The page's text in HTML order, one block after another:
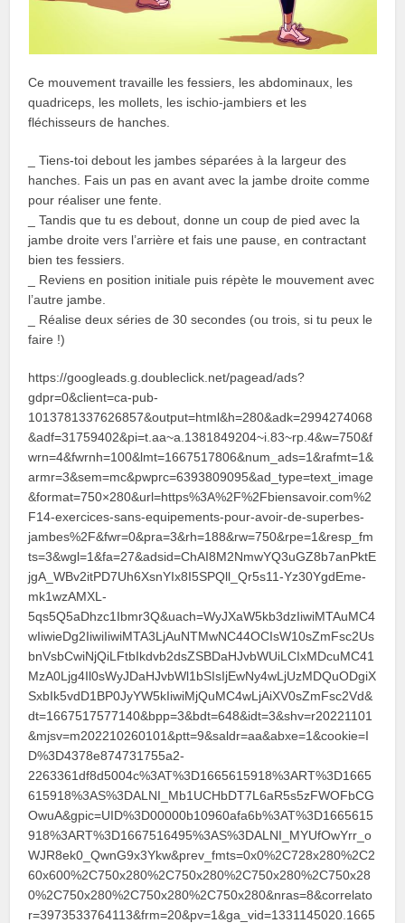
Ce mouvement travaille les fessiers, les abdominaux, les
quadriceps, les mollets, les ischio-jambiers et les
fléchisseurs de hanches.
_ Tiens-toi debout les jambes séparées à la largeur des
hanches. Fais un pas en avant avec la jambe droite comme
pour réaliser une fente.
_ Tandis que tu es debout, donne un coup de pied avec la
jambe droite vers l’arrière et fais une pause, en contractant
bien tes fessiers.
_ Reviens en position initiale puis répète le mouvement avec
l’autre jambe.
_ Réalise deux séries de 30 secondes (ou trois, si tu peux le
faire !)
https://googleads.g.doubleclick.net/pagead/ads?
gdpr=0&client=ca-pub-
1013781337626857&output=html&h=280&adk=2994274068
&adf=31759402&pi=t.aa~a.1381849204~i.83~rp.4&w=750&f
wrn=4&fwrnh=100&lmt=1667517806&num_ads=1&rafmt=1&
armr=3&sem=mc&pwprc=6393809095&ad_type=text_image
&format=750×280&url=https%3A%2F%2Fbiensavoir.com%2
F14-exercices-sans-equipements-pour-avoir-de-superbes-
jambes%2F&fwr=0&pra=3&rh=188&rw=750&rpe=1&resp_fm
ts=3&wgl=1&fa=27&adsid=ChAI8M2NmwYQ3uGZ8b7anPktE
jgA_WBv2itPD7Uh6XsnYIx8I5SPQll_Qr5s11-Yz30YgdEme-
mk1wzAMXL-
5qs5Q5aDhzc1Ibmr3Q&uach=WyJXaW5kb3dzIiwiMTAuMC4
wIiwieDg2IiwiIiwiMTA3LjAuNTMwNC44OCIsW10sZmFsc2Us
bnVsbCwiNjQiLFtbIkdvb2dsZSBDaHJvbWUiLCIxMDcuMC41
MzA0Ljg4Il0sWyJDaHJvbWl1bSIsIjEwNy4wLjUzMDQuODgiX
SxbIk5vdD1BP0JyYW5kIiwiMjQuMC4wLjAiXV0sZmFsc2Vd&
dt=1667517577140&bpp=3&bdt=648&idt=3&shv=r20221101
&mjsv=m202210260101&ptt=9&saldr=aa&abxe=1&cookie=I
D%3D4378e874731755a2-
2263361df8d5004c%3AT%3D1665615918%3ART%3D1665
615918%3AS%3DALNI_Mb1UCHbDT7L6aR5s5zFWOFbCG
OwuA&gpic=UID%3D00000b10960afa6b%3AT%3D1665615
918%3ART%3D1667516495%3AS%3DALNI_MYUfOwYrr_o
WJR8ek0_QwnG9x3Ykw&prev_fmts=0x0%2C728x280%2C2
60x600%2C750x280%2C750x280%2C750x280%2C750x28
0%2C750x280%2C750x280%2C750x280&nras=8&correlato
r=3973533764113&frm=20&pv=1&ga_vid=1331145020.1665